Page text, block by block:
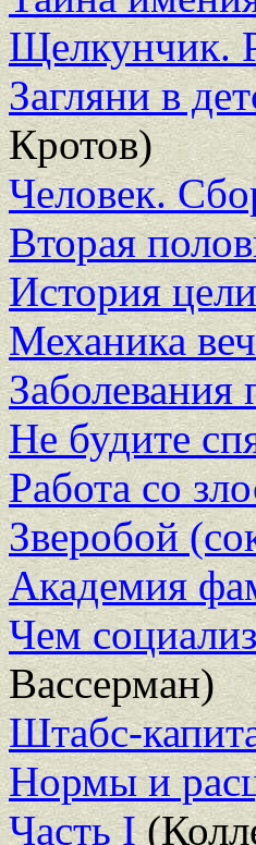
Щелкунчик.
Загляни в
Кротов)
Человек.
Вторая
История
Механика
Заболевания
Не будите
Работа со
Зверобой
Академия
Чем
Вассерман)
Штабс-
Нормы и
Часть I